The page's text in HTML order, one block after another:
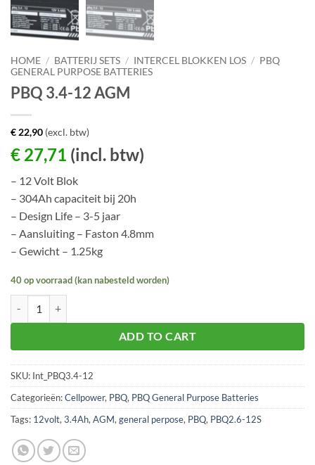
HOME / BATTERIJ SETS / INTERCEL BLOKKEN LOS / PBQ
GENERAL PURPOSE BATTERIES
PBQ 3.4-12 AGM
€ 22,90 (excl. btw)
€ 27,71 (incl. btw)
– 12 Volt Blok
– 304Ah capaciteit bij 20h
– Design Life – 3-5 jaar
– Aansluiting – Faston 4.8mm
– Gewicht – 1.25kg
40 op voorraad (kan nabesteld worden)
ADD TO CART
SKU: Int_PBQ3.4-12
Categorieën:Cellpower, PBQ, PBQ General Purpose Batteries
Tags: 12volt,3.4Ah,AGM,general perpose, PBQ, PBQ2.6-12S